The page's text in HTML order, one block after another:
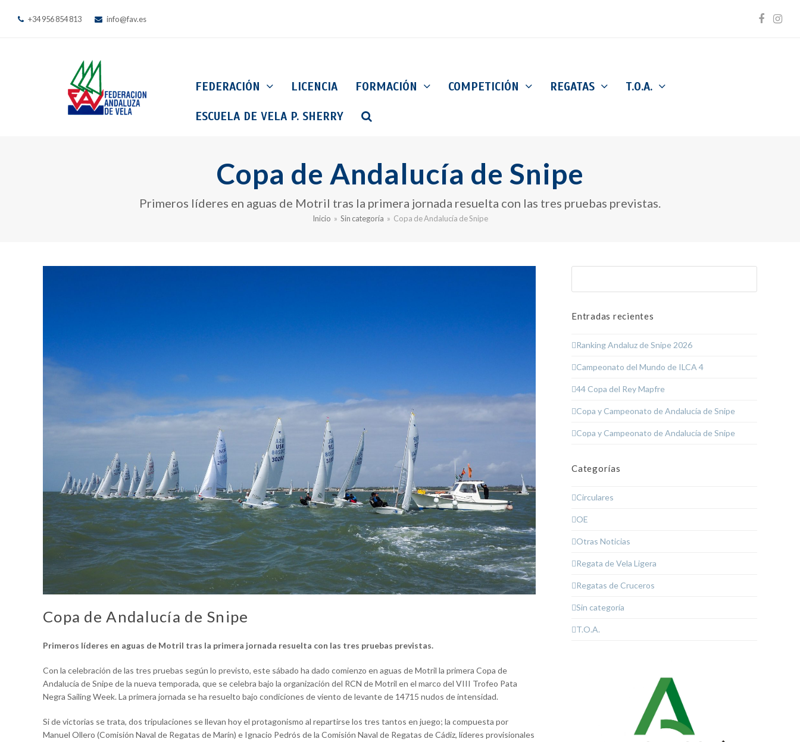
+34 956 854 813 info@fav.es
FEDERACIÓN LICENCIA FORMACIÓN COMPETICIÓN REGATAS T.O.A.
ESCUELA DE VELA P. SHERRY
Copa de Andalucía de Snipe
Primeros líderes en aguas de Motril tras la primera jornada resuelta con las tres pruebas previstas.
Inicio » Sin categoría » Copa de Andalucía de Snipe
Copa de Andalucía de Snipe
Primeros líderes en aguas de Motril tras la primera jornada resuelta con las tres pruebas previstas.
Con la celebración de las tres pruebas según lo previsto, este sábado ha dado comienzo en aguas de Motril la primera Copa de
Andalucía de Snipe de la nueva temporada, que se celebra bajo la organización del RCN de Motril en el marco del VIII Trofeo Pata
Negra Sailing Week. La primera jornada se ha resuelto bajo condiciones de viento de levante de 14715 nudos de intensidad.
Si de victorias se trata, dos tripulaciones se llevan hoy el protagonismo al repartirse los tres tantos en juego; la compuesta por
Manuel Ollero (Comisión Naval de Regatas de Marín) e Ignacio Pedrós de la Comisión Naval de Regatas de Cádiz, líderes provisionales
Entradas recientes
Ranking Andaluz de Snipe 2026
Campeonato del Mundo de ILCA 4
44 Copa del Rey Mapfre
Copa y Campeonato de Andalucía de Snipe
Copa y Campeonato de Andalucía de Snipe
Categorías
Circulares
OE
Otras Noticias
Regata de Vela Ligera
Regatas de Cruceros
Sin categoría
T.O.A.